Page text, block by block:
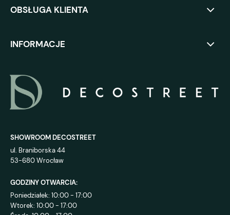
OBSŁUGA KLIENTA
INFORMACJE
SHOWROOM DECOSTREET
ul. Braniborska 44
53-680 Wrocław
GODZINY OTWARCIA:
Poniedziałek: 10:00 - 17:00
Wtorek: 10:00 - 17:00